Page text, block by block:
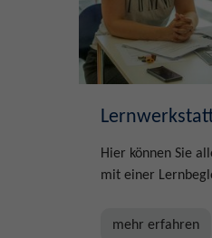
Hier können Sie
mit einer
mehr erfahren